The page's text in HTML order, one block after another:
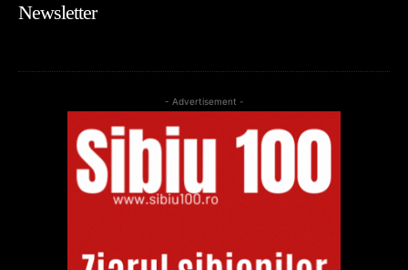
Newsletter
- Advertisement -